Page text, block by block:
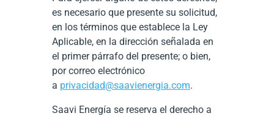
es necesario que presente su solicitud,
en los términos que establece la Ley
Aplicable, en la dirección señalada en
el primer párrafo del presente; o bien,
por correo electrónico
a privacidad@saavienergia.com.
Saavi Energía se reserva el derecho a